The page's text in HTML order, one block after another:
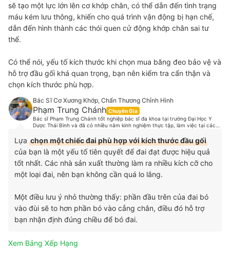
sẽ tạo một lực lớn lên cơ khớp chân, có thể dẫn đến tình trạng
máu kém lưu thông, khiến cho quá trình vận động bị hạn chế,
dẫn đến hình thành các thói quen cử động khớp chân sai tư
thế.
Có thể nói, yếu tố kích thước khi chọn mua băng đeo bảo vệ và
hỗ trợ đầu gối khá quan trọng, bạn nên kiểm tra cẩn thận và
chọn kích thước phù hợp.
Bác Sĩ Cơ Xương Khớp, Chấn Thương Chỉnh Hình
Phạm Trung Chánh Chuyên Gia
Bác sĩ Phạm Trung Chánh tốt nghiệp bác sĩ đa khoa tại trường Đại Học Y
Dược Thái Bình và đã có nhiều năm kinh nghiệm thực tập, làm việc tại các
khoa Cơ Xương Khớp, hợp tác chuyên môn và hợp tác phẫu thuật các bệnh
lý cơ xương khớp với một số bệnh viện tại Tp.HCM. Là một người thích vận
động thể thao, bác sĩ Chánh cũng có những nghiên cứu sâu về dinh dưỡng,
chế độ luyện tập, các chấn thương trong thể thao và đã từng điều trị cho
rất nhiều cầu thủ từ các đội tuyển bóng đá, vận động viên các môn Muay
Thái, cầu lông, boxing v.v.
Lựa chọn một chiếc đai phù hợp với kích thước đầu gối
của bạn là một yếu tố tiên quyết để đai đạt được hiệu quả
tốt nhất. Các nhà sản xuất thường làm ra nhiều kích cỡ cho
một loại đai, nên bạn không cần quá lo lắng.
Một điều lưu ý nhỏ thường thấy: phần đầu trên của đai bó
vào đùi sẽ to hơn phần bó vào cẳng chân, điều đó hỗ trợ
bạn nhận định đúng chiều để bó đai.
Xem Bảng Xếp Hạng